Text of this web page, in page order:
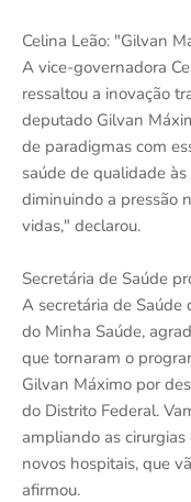
Celina Leão: "Gilvan
A vice-governadora
ressaltou a inovação
deputado Gilvan
de paradigmas com
saúde de qualidade
diminuindo a pressão
vidas," declarou.
Secretária de Saúde
A secretária de Saúde
do Minha Saúde,
que tornaram o
Gilvan Máximo por
do Distrito Federal.
ampliando as
novos hospitais, que
afirmou.